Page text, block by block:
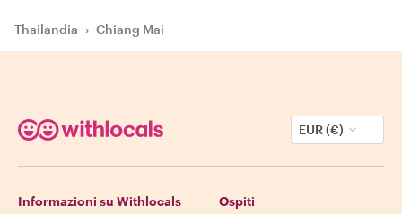
Thailandia › Chiang Mai
EUR (€)
Informazioni su Withlocals Ospiti